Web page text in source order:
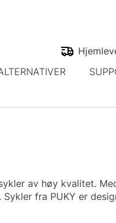
av høy kvalitet.
fra PUKY er